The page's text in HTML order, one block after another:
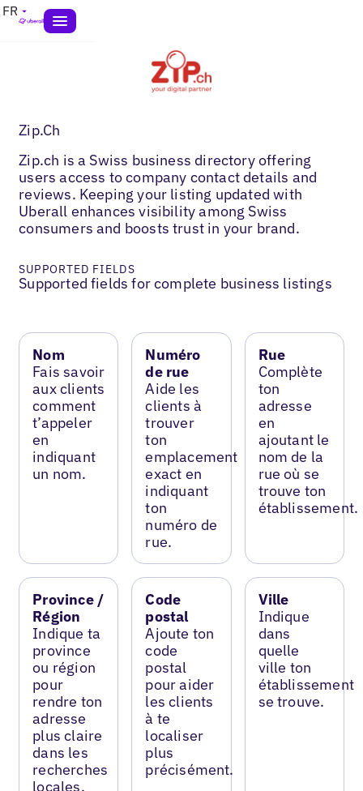
FR
Zip.Ch
Zip.ch is a Swiss business directory offering
users access to company contact details and
reviews. Keeping your listing updated with
Uberall enhances visibility among Swiss
consumers and boosts trust in your brand.
SUPPORTED FIELDS
Supported fields for complete business listings
Nom
Fais savoir
aux clients
comment
t’appeler
en
indiquant
un nom.
Numéro
de rue
Aide les
clients à
trouver
ton
emplacement
exact en
indiquant
ton
numéro de
rue.
Rue
Complète
ton
adresse
en
ajoutant le
nom de la
rue où se
trouve ton
établissement.
Province /
Région
Indique ta
province
ou région
pour
rendre ton
adresse
plus claire
dans les
recherches
locales.
Code
postal
Ajoute ton
code
postal
pour aider
les clients
à te
localiser
plus
précisément.
Ville
Indique
dans
quelle
ville ton
établissement
se trouve.